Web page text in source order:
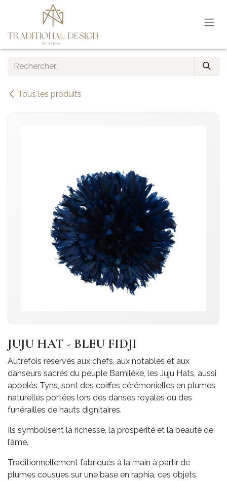
Se rendre au contenu
Tous les produits
JUJU HAT - BLEU FIDJI
Autrefois réservés aux chefs, aux notables et aux
danseurs sacrés du peuple Bamiléké, les Juju Hats, aussi
appelés Tyns, sont des coiffes cérémonielles en plumes
naturelles portées lors des danses royales ou des
funérailles de hauts dignitaires.
Ils symbolisent la richesse, la prospérité et la beauté de
l’âme.
Traditionnellement fabriqués à la main à partir de
plumes cousues sur une base en raphia, ces objets